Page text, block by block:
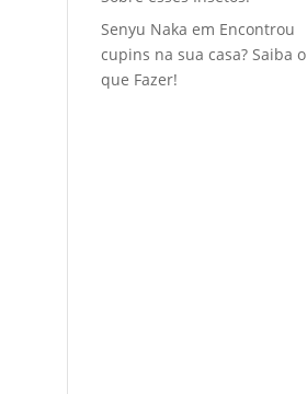
Senyu Naka em Encontrou
cupins na sua casa? Saiba o
que Fazer!